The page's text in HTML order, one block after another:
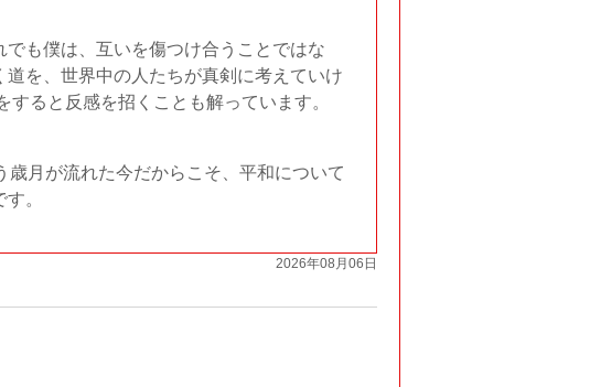
も僕は、互いを傷つけ合うことではな
を、世界中の人たちが真剣に考えていけ
ると反感を招くことも解っています。
月が流れた今だからこそ、平和について
。
2026年08月06日